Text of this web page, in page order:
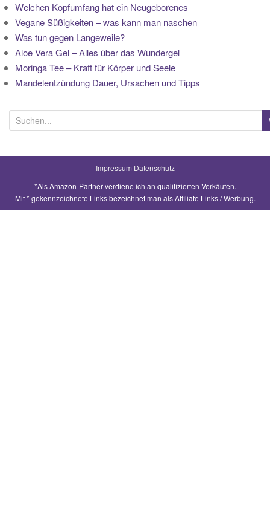
Welchen Kopfumfang hat ein Neugeborenes
Vegane Süßigkeiten – was kann man naschen
Was tun gegen Langeweile?
Aloe Vera Gel – Alles über das Wundergel
Moringa Tee – Kraft für Körper und Seele
Mandelentzündung Dauer, Ursachen und Tipps
u
a
Impressum Datenschutz
*Als Amazon-Partner verdiene ich an qualifizierten Verkäufen.
Mit * gekennzeichnete Links bezeichnet man als Affiliate Links / Werbung.